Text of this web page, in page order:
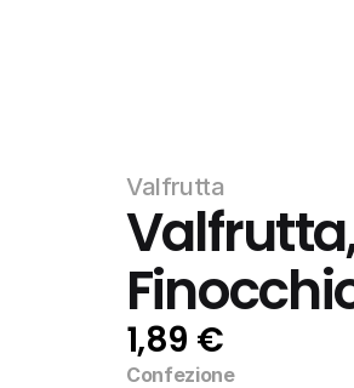
Valfrutta
1,89 €
Confezione